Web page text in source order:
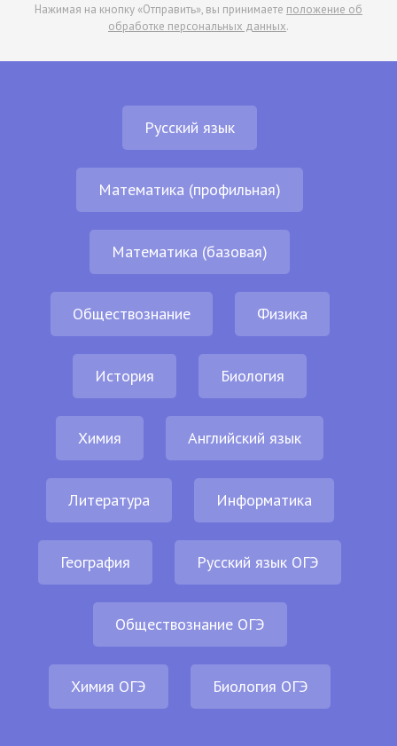
Нажимая на кнопку «Отправить», вы принимаете положение об
обработке персональных данных.
Русский язык
Математика (профильная)
Математика (базовая)
Обществознание Физика
История Биология
Химия Английский язык
Литература Информатика
География Русский язык ОГЭ
Обществознание ОГЭ
Химия ОГЭ Биология ОГЭ